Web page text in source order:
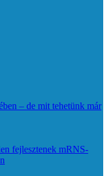
– de mit tehetünk már
fejlesztenek mRNS-